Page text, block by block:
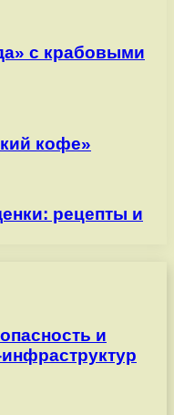
с крабовыми
кофе»
рецепты и
и